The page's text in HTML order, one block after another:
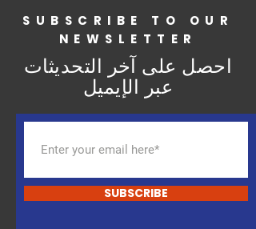
SUBSCRIBE TO OUR
NEWSLETTER
احصل على آخر التحديثات
عبر الإيميل
SUBSCRIBE